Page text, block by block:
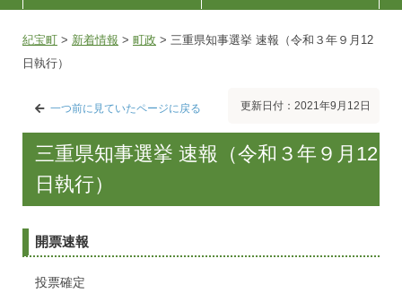
紀宝町 > 新着情報 > 町政 > 三重県知事選挙 速報（令和３年９月12
日執行）
一つ前に見ていたページに戻る 更新日付：2021年9月12日
三重県知事選挙 速報（令和３年９月12
日執行）
開票速報
投票確定